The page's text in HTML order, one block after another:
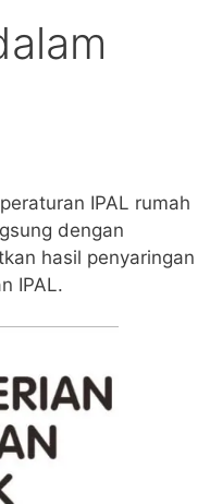
IPAL rumah
dengan
hasil penyaringan
IPAL.